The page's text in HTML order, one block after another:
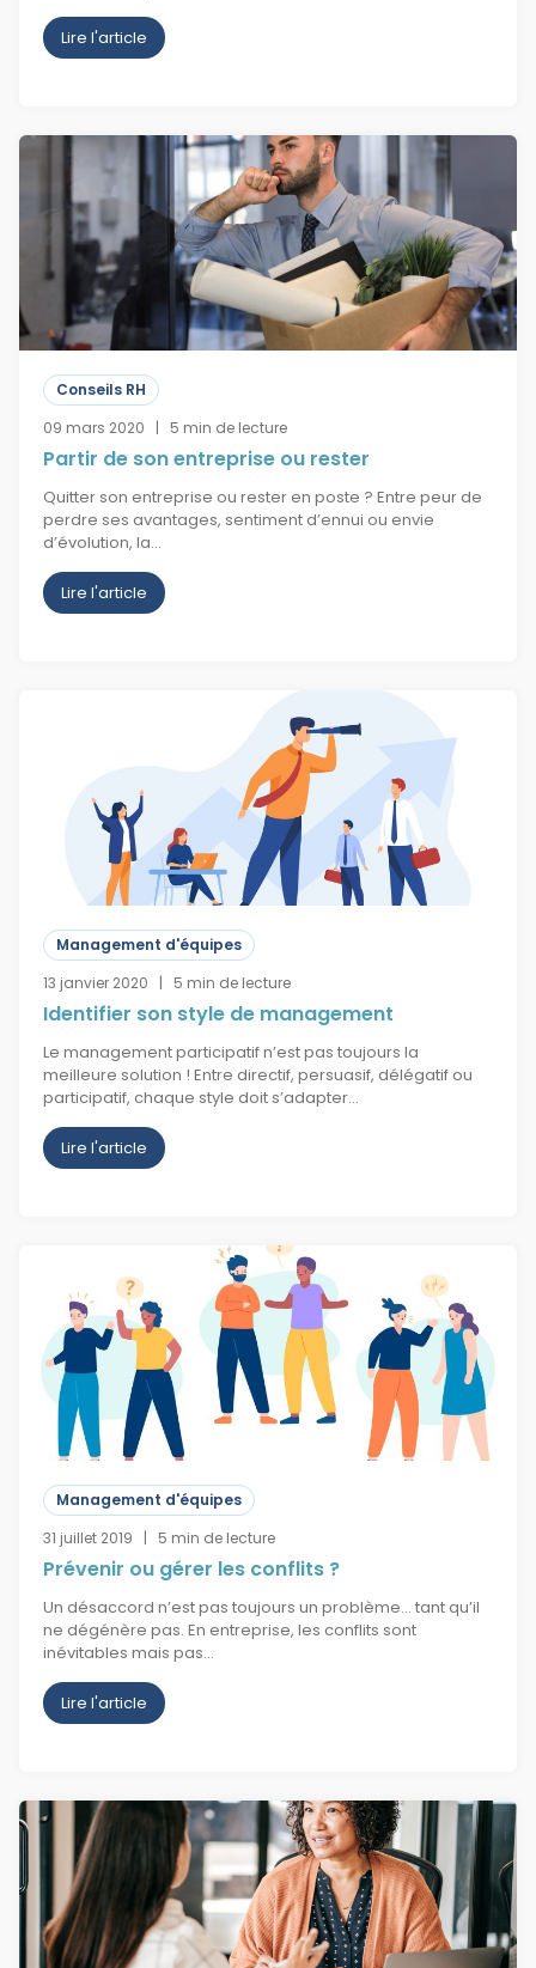
Lire l'article
Conseils RH
09 mars 2020 | 5 min de lecture
Partir de son entreprise ou rester
Quitter son entreprise ou rester en poste ? Entre peur de
perdre ses avantages, sentiment d’ennui ou envie
d’évolution, la…
Lire l'article
Management d'équipes
13 janvier 2020 | 5 min de lecture
Identifier son style de management
Le management participatif n’est pas toujours la
meilleure solution ! Entre directif, persuasif, délégatif ou
participatif, chaque style doit s’adapter…
Lire l'article
Management d'équipes
31 juillet 2019 | 5 min de lecture
Prévenir ou gérer les conflits ?​
Un désaccord n’est pas toujours un problème… tant qu’il
ne dégénère pas. En entreprise, les conflits sont
inévitables mais pas…
Lire l'article